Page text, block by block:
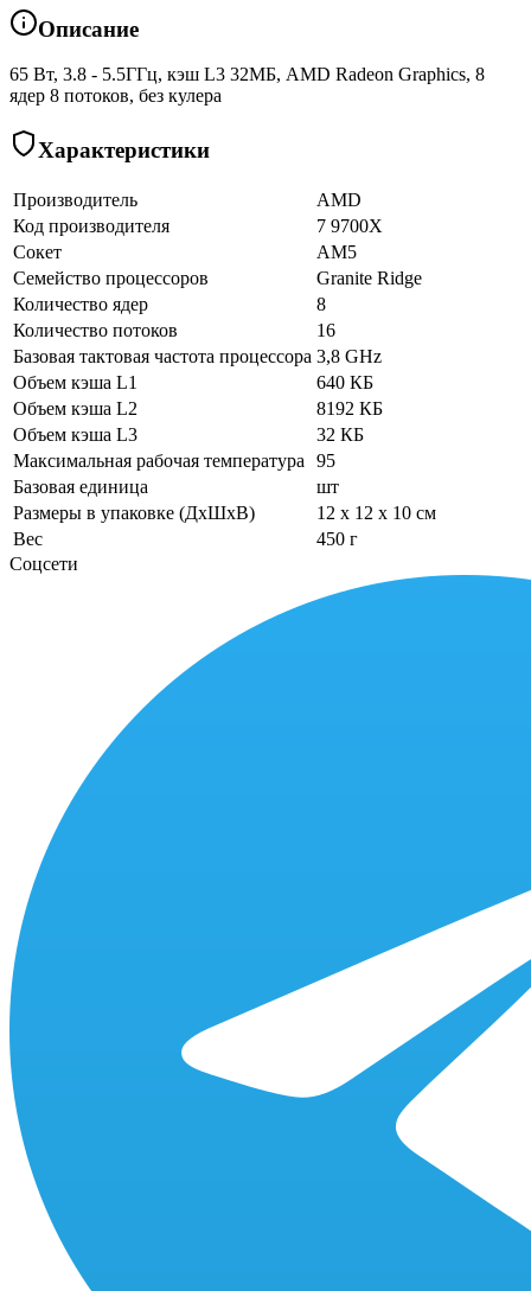
Описание
65 Вт, 3.8 - 5.5ГГц, кэш L3 32МБ, AMD Radeon Graphics, 8
ядер 8 потоков, без кулера
Характеристики
Производитель
AMD
Код производителя
7 9700X
Сокет
AM5
Семейство процессоров
Granite Ridge
Количество ядер
8
Количество потоков
16
Базовая тактовая частота процессора 3,8 GHz
Объем кэша L1
640 КБ
Объем кэша L2
8192 КБ
Объем кэша L3
32 КБ
Максимальная рабочая температура
95
Базовая единица
шт
Размеры в упаковке (ДхШхВ)
12 x 12 x 10 см
Вес
450 г
Соцсети